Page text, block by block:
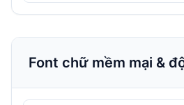
Font chữ mềm mại &